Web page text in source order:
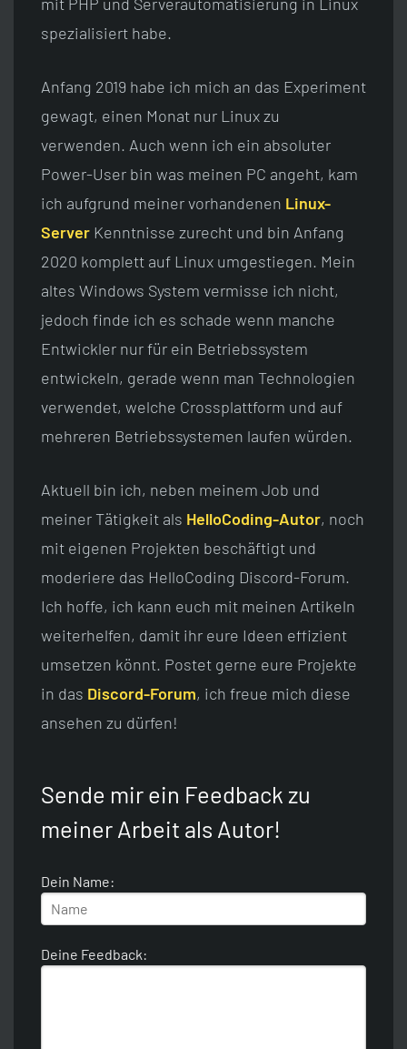
spezialisiert habe.
Anfang 2019 habe ich mich an das Experiment
gewagt, einen Monat nur Linux zu
verwenden. Auch wenn ich ein absoluter
Power-User bin was meinen PC angeht, kam
ich aufgrund meiner vorhandenen Linux-
Server Kenntnisse zurecht und bin Anfang
2020 komplett auf Linux umgestiegen. Mein
altes Windows System vermisse ich nicht,
jedoch finde ich es schade wenn manche
Entwickler nur für ein Betriebssystem
entwickeln, gerade wenn man Technologien
verwendet, welche Crossplattform und auf
mehreren Betriebssystemen laufen würden.
Aktuell bin ich, neben meinem Job und
meiner Tätigkeit als HelloCoding-Autor, noch
mit eigenen Projekten beschäftigt und
moderiere das HelloCoding Discord-Forum.
Ich hoffe, ich kann euch mit meinen Artikeln
weiterhelfen, damit ihr eure Ideen effizient
umsetzen könnt. Postet gerne eure Projekte
in das Discord-Forum, ich freue mich diese
ansehen zu dürfen!
Sende mir ein Feedback zu
meiner Arbeit als Autor!
Dein Name:
Deine Feedback: